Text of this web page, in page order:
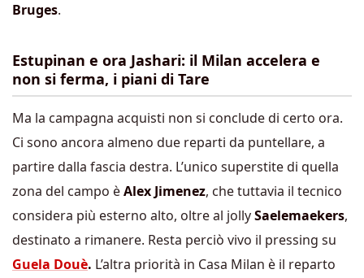
Bruges.
Estupinan e ora Jashari: il Milan accelera e
non si ferma, i piani di Tare
Ma la campagna acquisti non si conclude di certo ora.
Ci sono ancora almeno due reparti da puntellare, a
partire dalla fascia destra. L’unico superstite di quella
zona del campo èAlex Jimenez, che tuttavia il tecnico
considera più esterno alto, oltre al jollySaelemaekers,
destinato a rimanere. Resta perciò vivo il pressing su
Guela Douè. L’altra priorità in Casa Milan è il reparto